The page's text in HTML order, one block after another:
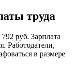
труда
руб. Зарплата
Работодатели,
в размере